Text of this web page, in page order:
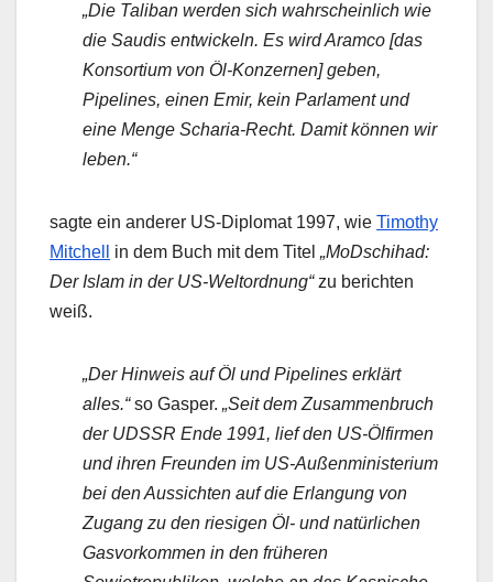
„Die Taliban werden sich wahrscheinlich wie
die Saudis entwickeln. Es wird Aramco [das
Konsortium von Öl-Konzernen] geben,
Pipelines, einen Emir, kein Parlament und
eine Menge Scharia-Recht. Damit können wir
leben.“
sagte ein anderer US-Diplomat 1997, wie Timothy
Mitchell
in dem Buch mit dem Titel „MoDschihad:
Der Islam in der US-Weltordnung“zu berichten
weiß.
„Der Hinweis auf Öl und Pipelines erklärt
alles.“so Gasper. „Seit dem Zusammenbruch
der UDSSR Ende 1991, lief den US-Ölfirmen
und ihren Freunden im US-Außenministerium
bei den Aussichten auf die Erlangung von
Zugang zu den riesigen Öl- und natürlichen
Gasvorkommen in den früheren